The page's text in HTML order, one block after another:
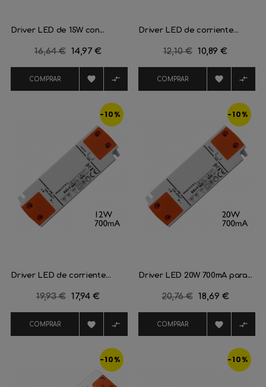
Driver LED de 15W con...
Precio
16,64 € Precio
14,97 €
COMPRAR  
Driver LED de corriente...
Precio
12,10 € Precio
10,89 €
COMPRAR  
-10%
Driver LED de corriente...
Precio
19,93 € Precio
17,94 €
COMPRAR  
-10%
Driver LED 20W 700mA para...
Precio
20,76 € Precio
18,69 €
COMPRAR  
-10% -10%